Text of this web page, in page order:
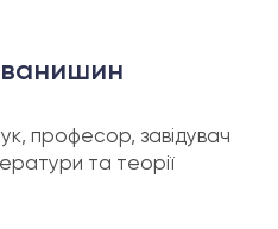
професор, завідувач
та теорії